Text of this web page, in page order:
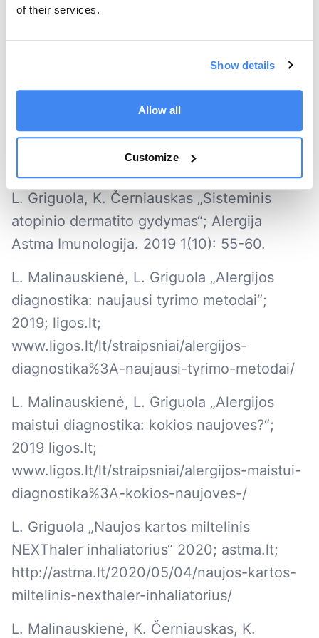
of their services.
Show details
Allow all
Customize
Imunologija. 2017 1(8): 3-7. L. Griguola, A.
Chomičienė „Lėtinis Rinitas“; Alergija Astma
Imunologija. 2018 1(9): 55-59.
L. Griguola, L. Malinauskienė „Kaip pritaikyti
namų aplinką asmenims, įsijautrinusiems
namų dulkių erkėms?“; Alergija Astma
Imunologija. 2018 1(9): 62-64.
L. Griguola, K. Černiauskas „Sisteminis
atopinio dermatito gydymas“; Alergija
Astma Imunologija. 2019 1(10): 55-60.
L. Malinauskienė, L. Griguola „Alergijos
diagnostika: naujausi tyrimo metodai“;
2019; ligos.lt;
www.ligos.lt/lt/straipsniai/alergijos-
diagnostika%3A-naujausi-tyrimo-metodai/
L. Malinauskienė, L. Griguola „Alergijos
maistui diagnostika: kokios naujoves?“;
2019 ligos.lt;
www.ligos.lt/lt/straipsniai/alergijos-maistui-
diagnostika%3A-kokios-naujoves-/
L. Griguola „Naujos kartos miltelinis
NEXThaler inhaliatorius“ 2020; astma.lt;
http://astma.lt/2020/05/04/naujos-kartos-
miltelinis-nexthaler-inhaliatorius/
L. Malinauskienė, K. Černiauskas, K.